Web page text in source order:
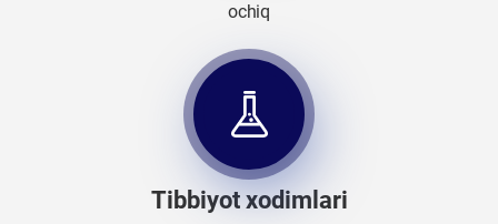
ochiq
Tibbiyot xodimlari